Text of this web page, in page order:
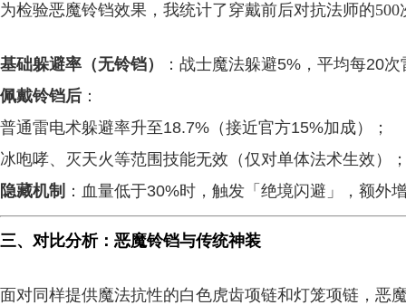
为检验恶魔铃铛效果，我统计了穿戴前后对抗法师的500
基础躲避率（无铃铛）
：战士魔法躲避5%，平均每20
佩戴铃铛后 ：
普通雷电术躲避率升至18.7%（接近官方15%加成）；
冰咆哮、灭天火等范围技能无效（仅对单体法术生效）
隐藏机制 ：血量低于30%时，触发「绝境闪避」，额外
三、对比分析：恶魔铃铛与传统神装
面对同样提供魔法抗性的白色虎齿项链和灯笼项链，恶